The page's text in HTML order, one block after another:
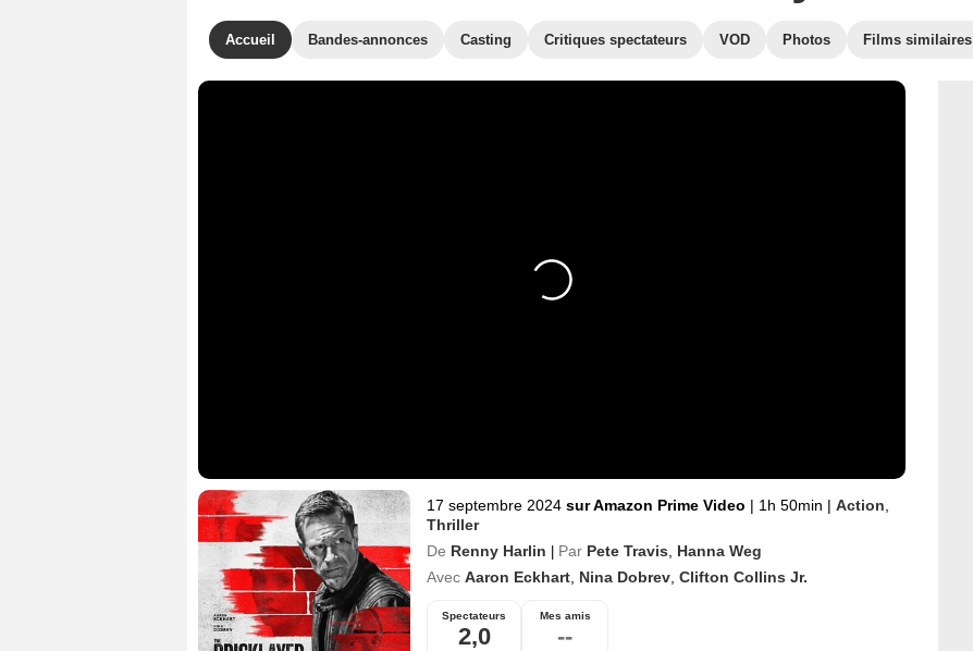
Accueil Bandes-annonces Casting Critiques spectateurs VOD Photos Films similaires
17 septembre 2024 sur Amazon Prime Video | 1h 50min | Action
Thriller
De Renny Harlin | Par Pete Travis
Hanna Weg
Avec Aaron Eckhart Nina Dobrev Clifton Collins Jr.
Spectateurs
2,0
Mes amis
--